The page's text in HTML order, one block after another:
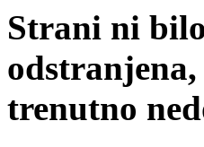
Strani ni
trenutno